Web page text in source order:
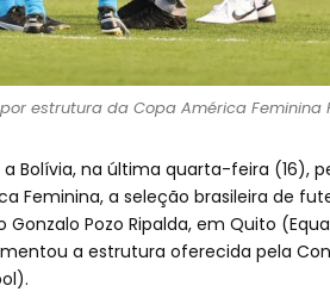
estrutura da Copa América Feminina
Bolívia, na última quarta-feira (16),
Feminina, a seleção brasileira de
Pozo Ripalda, em Quito
a estrutura oferecida pela